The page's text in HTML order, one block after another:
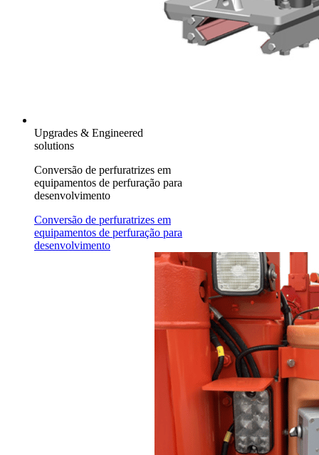
Upgrades & Engineered
solutions
Conversão de perfuratrizes em
equipamentos de perfuração para
desenvolvimento
Conversão de perfuratrizes em
equipamentos de perfuração para
desenvolvimento